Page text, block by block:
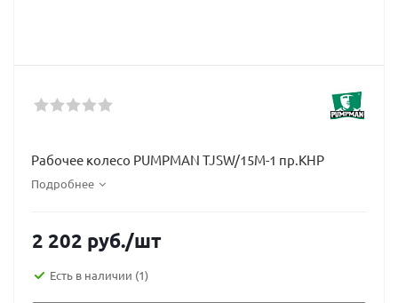
Рабочее колесо PUMPMAN TJSW/15M-1 пр.КНР
Подробнее
2 202 руб./шт
Есть в наличии (1)